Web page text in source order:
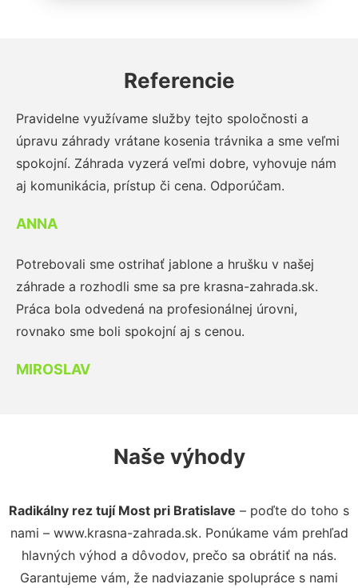
Referencie
Pravidelne využívame služby tejto spoločnosti a
úpravu záhrady vrátane kosenia trávnika a sme veľmi
spokojní. Záhrada vyzerá veľmi dobre, vyhovuje nám
aj komunikácia, prístup či cena. Odporúčam.
ANNA
Potrebovali sme ostrihať jablone a hrušku v našej
záhrade a rozhodli sme sa pre krasna-zahrada.sk.
Práca bola odvedená na profesionálnej úrovni,
rovnako sme boli spokojní aj s cenou.
MIROSLAV
Naše výhody
Radikálny rez tují Most pri Bratislave – poďte do toho s
nami – www.krasna-zahrada.sk. Ponúkame vám prehľad
hlavných výhod a dôvodov, prečo sa obrátiť na nás.
Garantujeme vám, že nadviazanie spolupráce s nami